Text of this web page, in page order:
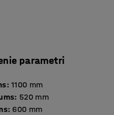
parametri
: 1100 mm
: 520 mm
: 600 mm